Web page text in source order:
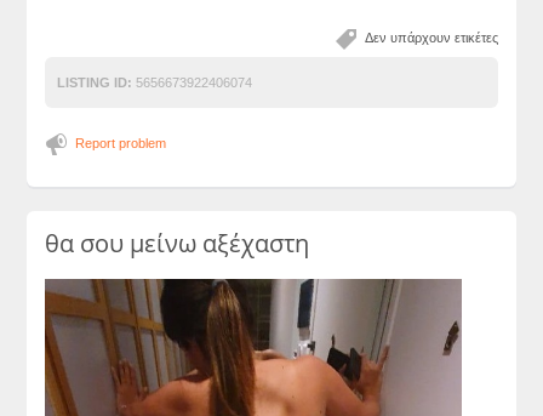
Δεν υπάρχουν ετικέτες
LISTING ID: 5656673922406074
Report problem
θα σου μείνω αξέχαστη